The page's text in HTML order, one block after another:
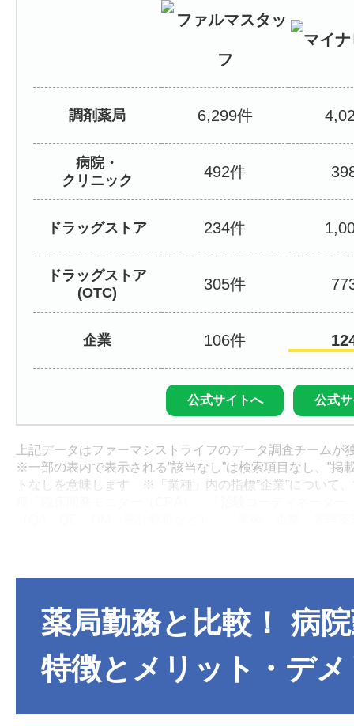
調剤薬局 6,299
病院・
クリニック
492
ドラッグストア 234
ドラッグストア
(OTC)
305
企業 106
公式サイトへ 公式
上記データはファーマシストライフのデータ調査チームが
※一部の表内で表示される”該当なし”は検索項目なし、”掲
トなしを意味します ※「業種」内の指標”企業”について
給与」）（“大手”…マイナビ薬剤師「店舗数30以上」、薬
店舗以上）」、ファルマスタッフ「大手チェーン」、リク
し） ※「こだわり条件」内の指標 “漢方”については、リ
「漢方薬局」、その他の転職サイトではフリーワード「漢
薬局勤務と比較！ 病
特徴とメリット・デ